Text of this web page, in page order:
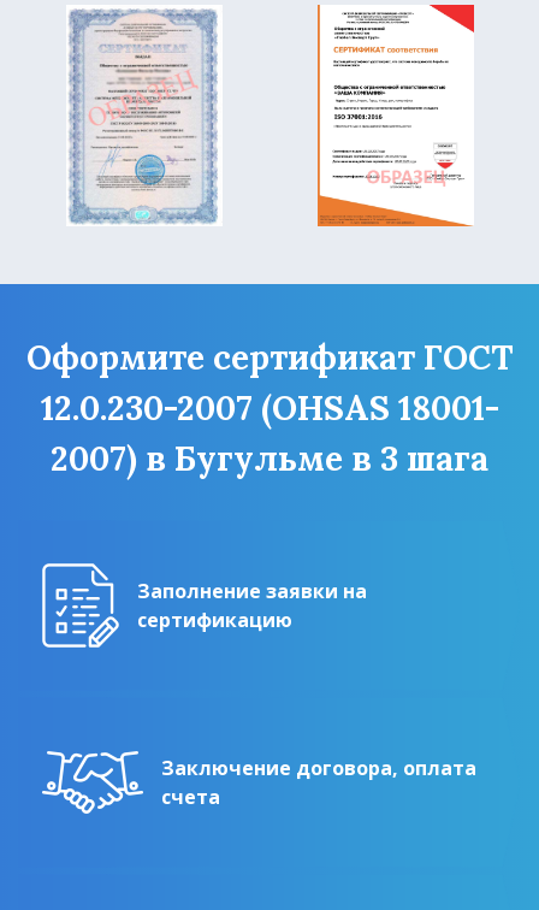
Оформите сертификат ГОСТ
12.0.230-2007 (OHSAS 18001-
2007) в Бугульме в 3 шага
Заполнение заявки на
сертификацию
Заключение договора, оплата
счета